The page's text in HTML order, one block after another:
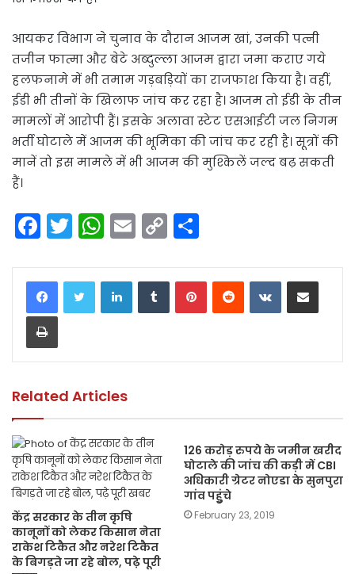
आयकर विभाग ने चुनाव के दौरान आजम खां, उनकी पत्नी
तजीन फात्मा और बेटे अब्दुल्ला आजम द्वारा जमा कराए गये
हलफनामे में भी तमाम गड़बड़ियों का राजफाश किया है। वहीं,
ईडी भी तीनों के खिलाफ जांच कर रहा है। आजम तो ईडी के तीन
मामलों में आरोपी हैं। इसके अलावा स्टेट एसआईटी जल निगम
भर्ती घोटाले में आजम की भूमिका की जांच कर रही है। सूत्रों की
मानें तो इस मामले में भी आजम की मुश्किलें जल्द बढ़ सकती
हैं।
F
a
c
e
b
o
k
T
w
itt
er
W
h
a
ts
p
E
m
ai
C
o
p
n
ar
LinkedInTumblrPinterestReddit VKontakteShare via Email
Print
Related Articles
केंद्र सरकार के तीन कृषि
कानूनों को लेकर किसान नेता
राकेश टिकैत और नरेश टिकैत
के बिगड़ते जा रहे बोल, पढ़े पूरी
126 करोड़ रुपये के जमीन खरीद
घोटाले की जांच की कड़ी में CBI
अधिकारी ग्रेटर नोएडा के सुनपुरा
गांव पहुुंचे
February 23, 2019